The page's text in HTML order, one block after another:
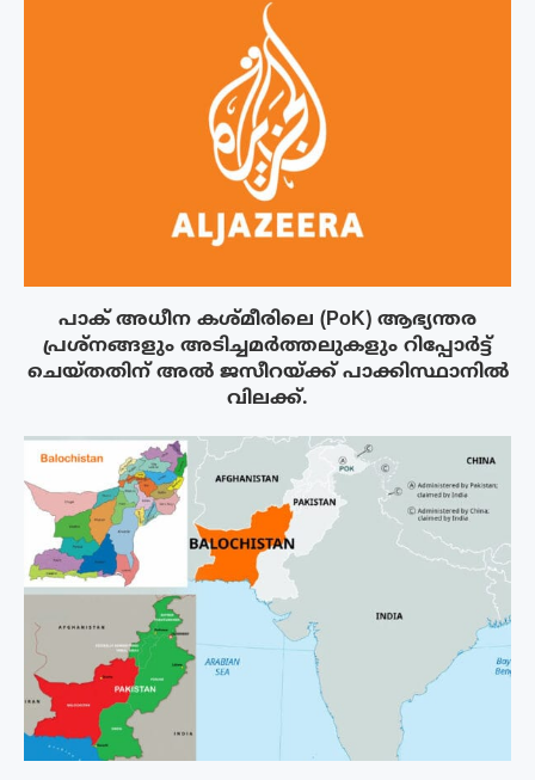
പാക് അധീന കശ്മീരിലെ (PoK) ആഭ്യന്തര
പ്രശ്നങ്ങളും അടിച്ചമർത്തലുകളും റിപ്പോർട്ട്
ചെയ്തതിന് അൽ ജസീറയ്‌ക്ക് പാക്കിസ്ഥാനിൽ
വിലക്ക്.